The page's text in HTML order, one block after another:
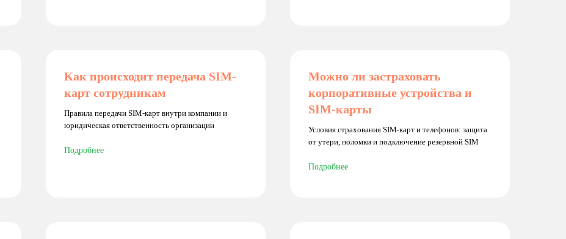
Как происходит передача SIM-
карт сотрудникам
Правила передачи SIM-карт внутри компании и
юридическая ответственность организации
Подробнее
Можно ли застраховать
корпоративные устройства и
SIM-карты
Условия страхования SIM-карт и телефонов: защита
от утери, поломки и подключение резервной SIM
Подробнее